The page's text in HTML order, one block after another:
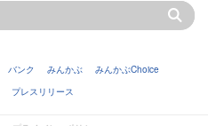
バンク みんかぶ
みんかぶChoice
プレスリリース